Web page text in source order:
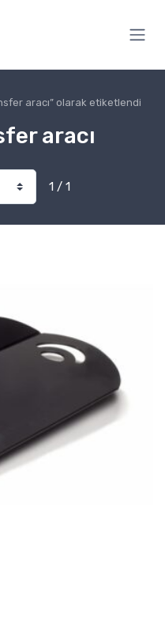
aracı” olarak etiketlendi
aracı
1 / 1